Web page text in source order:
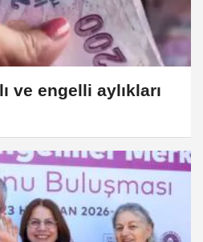
ve engelli aylıkları